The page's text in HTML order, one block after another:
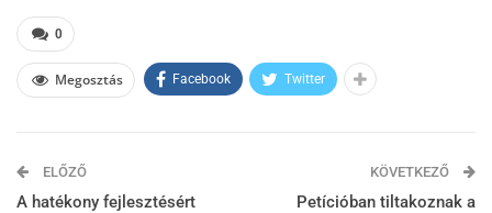
0
Megosztás Facebook Twitter
ELŐZŐ
A hatékony fejlesztésért
KÖVETKEZŐ
Petícióban tiltakoznak a